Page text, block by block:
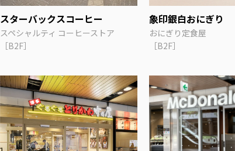
スターバックスコーヒー
スペシャルティ コーヒーストア
［B2F］
象印銀白おにぎり
おにぎり定食屋
［B2F］